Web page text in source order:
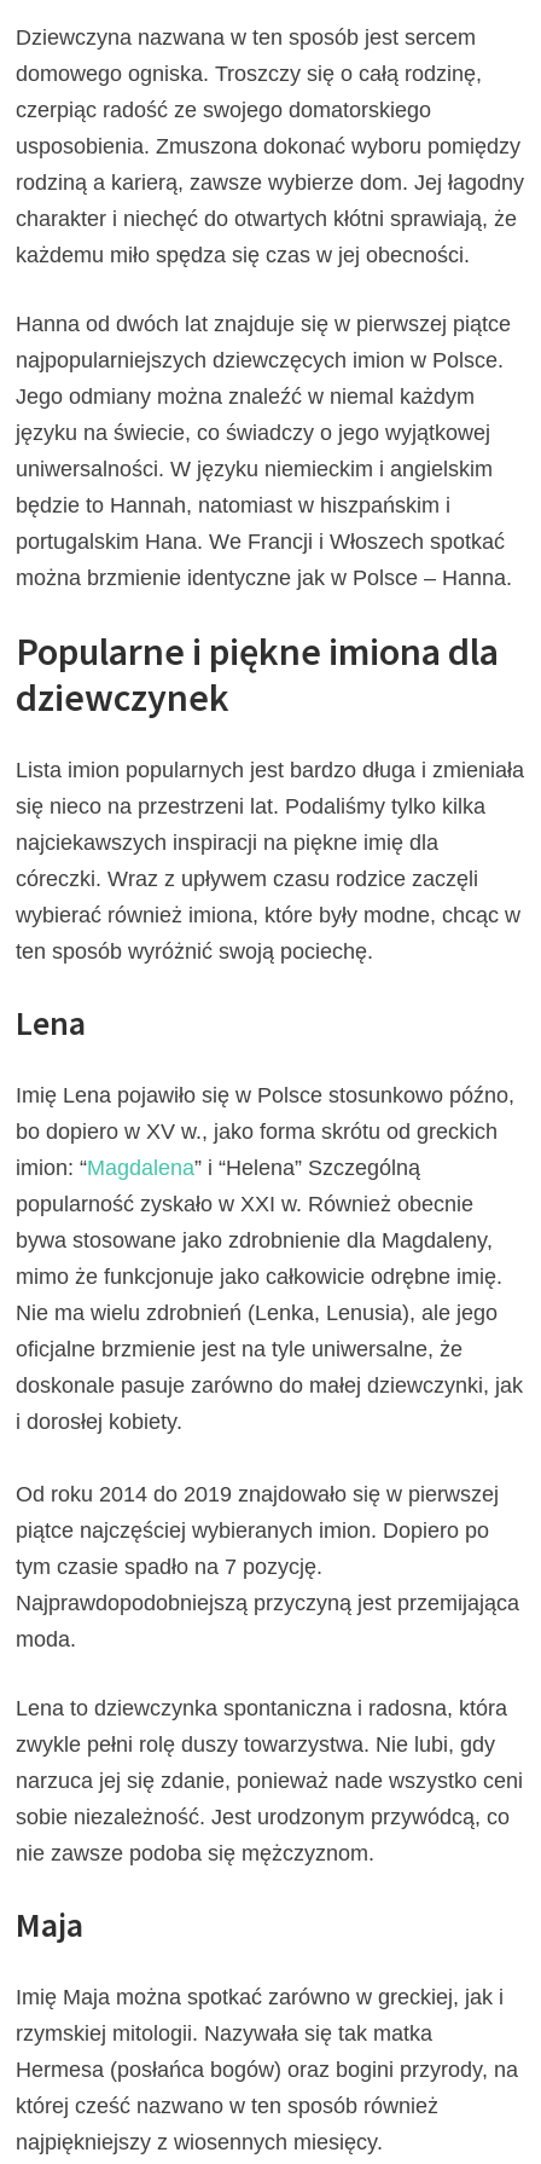
Dziewczyna nazwana w ten sposób jest sercem
domowego ogniska. Troszczy się o całą rodzinę,
czerpiąc radość ze swojego domatorskiego
usposobienia. Zmuszona dokonać wyboru pomiędzy
rodziną a karierą, zawsze wybierze dom. Jej łagodny
charakter i niechęć do otwartych kłótni sprawiają, że
każdemu miło spędza się czas w jej obecności.
Hanna od dwóch lat znajduje się w pierwszej piątce
najpopularniejszych dziewczęcych imion w Polsce.
Jego odmiany można znaleźć w niemal każdym
języku na świecie, co świadczy o jego wyjątkowej
uniwersalności. W języku niemieckim i angielskim
będzie to Hannah, natomiast w hiszpańskim i
portugalskim Hana. We Francji i Włoszech spotkać
można brzmienie identyczne jak w Polsce – Hanna.
Popularne i piękne imiona dla
dziewczynek
Lista imion popularnych jest bardzo długa i zmieniała
się nieco na przestrzeni lat. Podaliśmy tylko kilka
najciekawszych inspiracji na piękne imię dla
córeczki. Wraz z upływem czasu rodzice zaczęli
wybierać również imiona, które były modne, chcąc w
ten sposób wyróżnić swoją pociechę.
Lena
Imię Lena pojawiło się w Polsce stosunkowo późno,
bo dopiero w XV w., jako forma skrótu od greckich
imion: “Magdalena” i “Helena” Szczególną
popularność zyskało w XXI w. Również obecnie
bywa stosowane jako zdrobnienie dla Magdaleny,
mimo że funkcjonuje jako całkowicie odrębne imię.
Nie ma wielu zdrobnień (Lenka, Lenusia), ale jego
oficjalne brzmienie jest na tyle uniwersalne, że
doskonale pasuje zarówno do małej dziewczynki, jak
i dorosłej kobiety.
Od roku 2014 do 2019 znajdowało się w pierwszej
piątce najczęściej wybieranych imion. Dopiero po
tym czasie spadło na 7 pozycję.
Najprawdopodobniejszą przyczyną jest przemijająca
moda.
Lena to dziewczynka spontaniczna i radosna, która
zwykle pełni rolę duszy towarzystwa. Nie lubi, gdy
narzuca jej się zdanie, ponieważ nade wszystko ceni
sobie niezależność. Jest urodzonym przywódcą, co
nie zawsze podoba się mężczyznom.
Maja
Imię Maja można spotkać zarówno w greckiej, jak i
rzymskiej mitologii. Nazywała się tak matka
Hermesa (posłańca bogów) oraz bogini przyrody, na
której cześć nazwano w ten sposób również
najpiękniejszy z wiosennych miesięcy.